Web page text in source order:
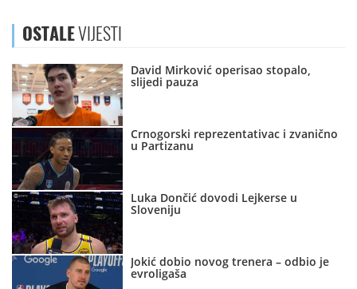
OSTALEVIJESTI
David Mirković operisao stopalo,
slijedi pauza
Crnogorski reprezentativac i zvanično
u Partizanu
Luka Dončić dovodi Lejkerse u
Sloveniju
Jokić dobio novog trenera – odbio je
evroligaša